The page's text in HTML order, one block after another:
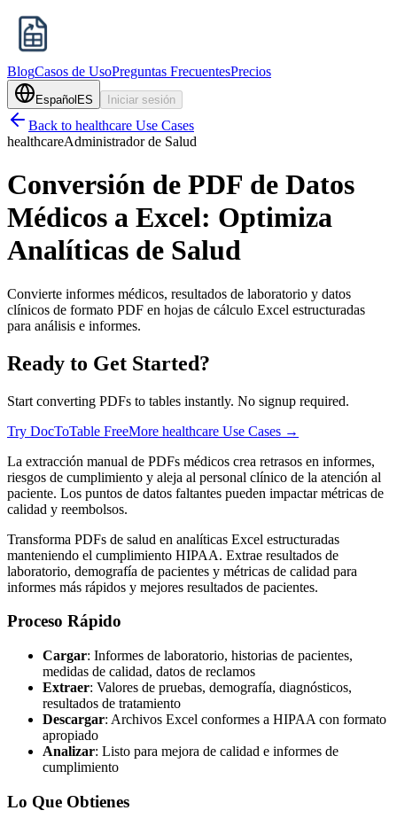
BlogCasos de UsoPreguntas FrecuentesPrecios
Español ES Iniciar sesión
Back to healthcare Use Cases
healthcareAdministrador de Salud
Conversión de PDF de Datos
Médicos a Excel: Optimiza
Analíticas de Salud
Convierte informes médicos, resultados de laboratorio y datos
clínicos de formato PDF en hojas de cálculo Excel estructuradas
para análisis e informes.
Ready to Get Started?
Start converting PDFs to tables instantly. No signup required.
Try DocToTable FreeMore healthcare Use Cases →
La extracción manual de PDFs médicos crea retrasos en informes,
riesgos de cumplimiento y aleja al personal clínico de la atención al
paciente. Los puntos de datos faltantes pueden impactar métricas de
calidad y reembolsos.
Transforma PDFs de salud en analíticas Excel estructuradas
manteniendo el cumplimiento HIPAA. Extrae resultados de
laboratorio, demografía de pacientes y métricas de calidad para
informes más rápidos y mejores resultados de pacientes.
Proceso Rápido
Cargar: Informes de laboratorio, historias de pacientes,
medidas de calidad, datos de reclamos
Extraer: Valores de pruebas, demografía, diagnósticos,
resultados de tratamiento
Descargar: Archivos Excel conformes a HIPAA con formato
apropiado
Analizar: Listo para mejora de calidad e informes de
cumplimiento
Lo Que Obtienes